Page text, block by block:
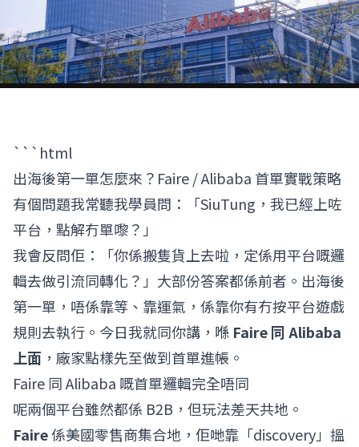
方案總覽
```html
出海後第一單怎麼來？Faire / Alibaba 首單實戰策略
有個問題我常聽我學員問：「SiuTung，我已經上咗
平台，點解冇單嚟？」
我會反問佢：「你係搬隻貨上去啦，定係用平台嘅邏
輯去做引流同轉化？」大部份答案都係前者。出海後
第一單，唔係靠等、靠運氣，係靠你有冇按平台遊戲
規則去執行。今日我就同你講，喺 Faire 同 Alibaba
上面 ，廠家點樣先至做到首單進帳。
Faire 同 Alibaba 嘅首單邏輯完全唔同
呢兩個平台雖然都係 B2B，但玩法差天共地。
Faire係美國零售商集合地，佢哋靠「discovery」搵